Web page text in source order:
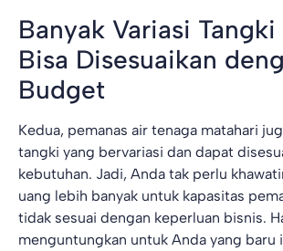
Banyak Variasi Tangki
Bisa Disesuaikan
Budget
Kedua, pemanas air tenaga matahari
tangki yang bervariasi dan dapat
kebutuhan. Jadi, Anda tak perlu
uang lebih banyak untuk kapasitas
tidak sesuai dengan keperluan bisnis.
menguntungkan untuk Anda yang baru